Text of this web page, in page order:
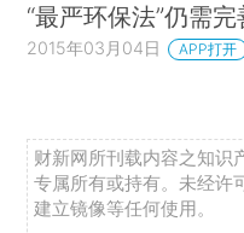
“最严环保法”仍需完
2015年03月04日 APP打开
财新网所刊载内容之知识
专属所有或持有。未经许
建立镜像等任何使用。